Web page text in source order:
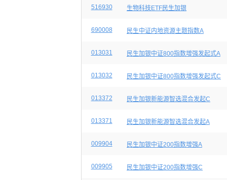
516930 生物科技ETF民生加银
690008 民生中证内地资源主题指数A
013031 民生加银中证800指数增强发起式A
013032 民生加银中证800指数增强发起式C
013372 民生加银新能源智选混合发起C
013371 民生加银新能源智选混合发起A
009904 民生加银中证200指数增强A
009905 民生加银中证200指数增强C